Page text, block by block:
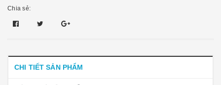
Chia sẻ:
CHI TIẾT SẢN PHẨM